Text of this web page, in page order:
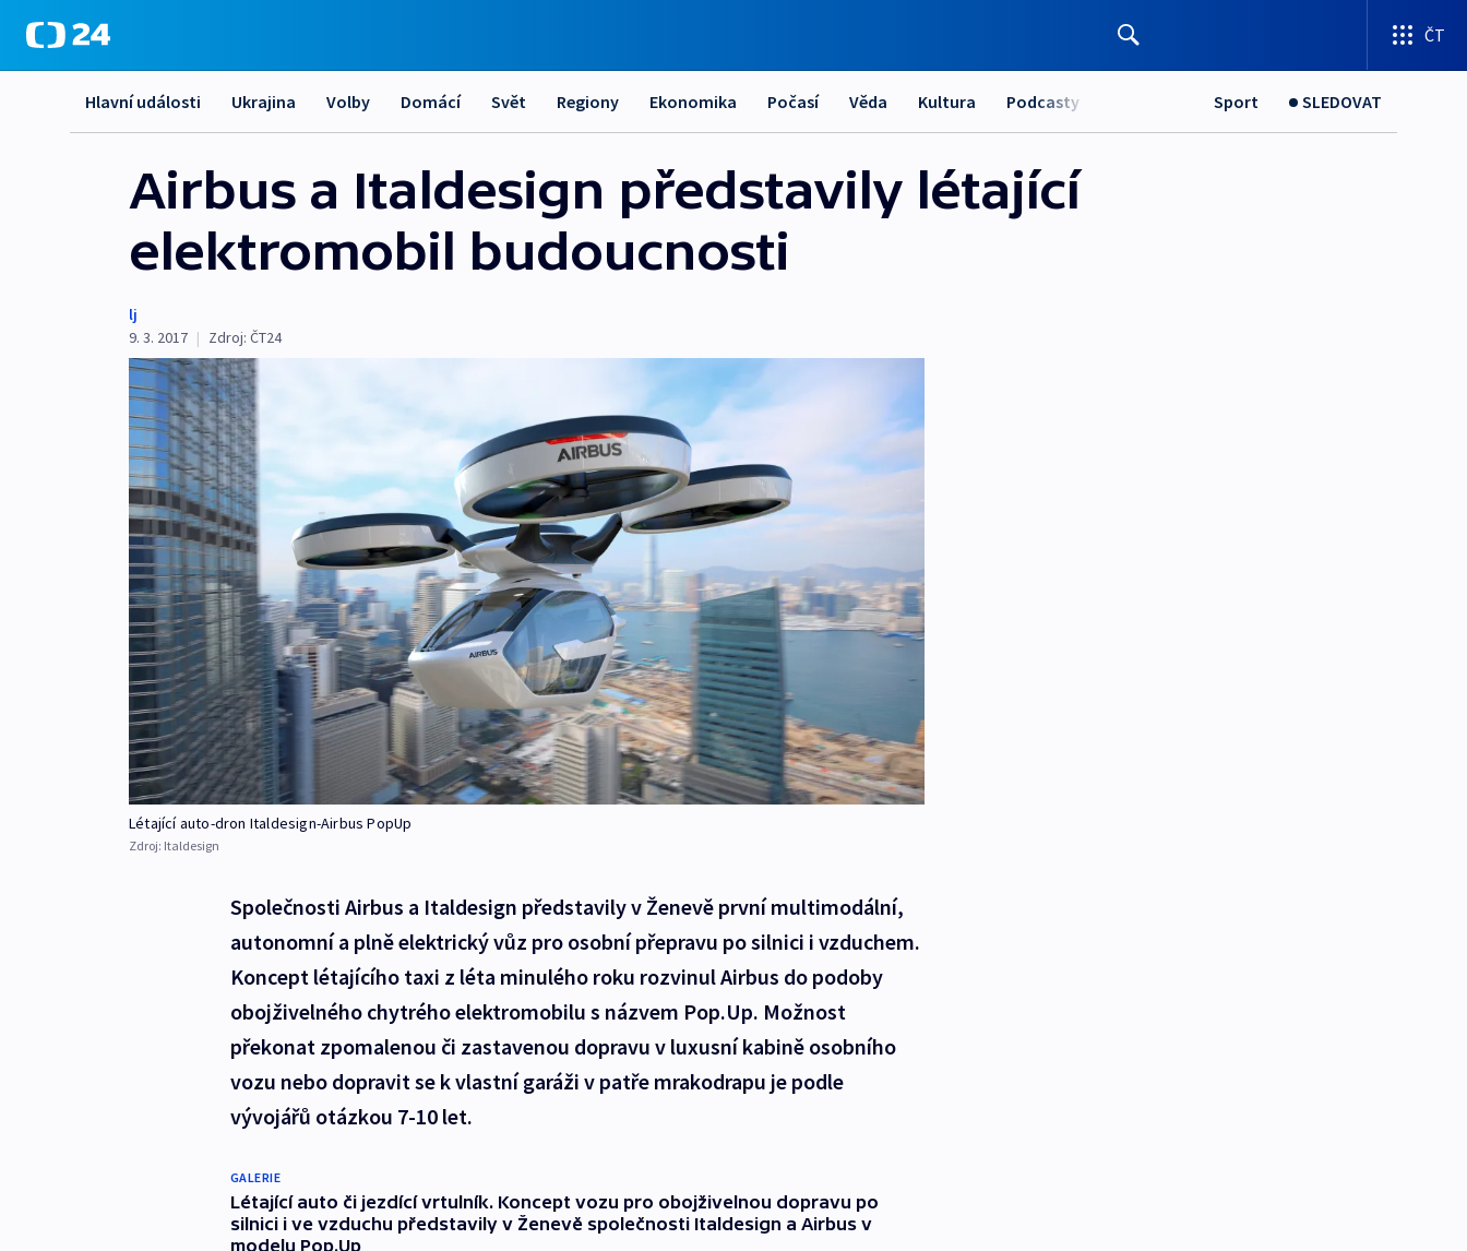
ČT
Hlavní události Ukrajina Volby Domácí Svět Regiony Ekonomika Počasí Věda Kultura Podcasty Sport SLEDOVAT
Airbus a Italdesign představily létající
elektromobil budoucnosti
lj
9. 3. 2017 | Zdroj: ČT24
Létající auto-dron Italdesign-Airbus PopUp
Zdroj: Italdesign
Společnosti Airbus a Italdesign představily v Ženevě první multimodální,
autonomní a plně elektrický vůz pro osobní přepravu po silnici i vzduchem.
Koncept létajícího taxi z léta minulého roku rozvinul Airbus do podoby
obojživelného chytrého elektromobilu s názvem Pop.Up. Možnost
překonat zpomalenou či zastavenou dopravu v luxusní kabině osobního
vozu nebo dopravit se k vlastní garáži v patře mrakodrapu je podle
vývojářů otázkou 7-10 let.
GALERIE
Létající auto či jezdící vrtulník. Koncept vozu pro obojživelnou dopravu po
silnici i ve vzduchu představily v Ženevě společnosti Italdesign a Airbus v
modelu Pop.Up